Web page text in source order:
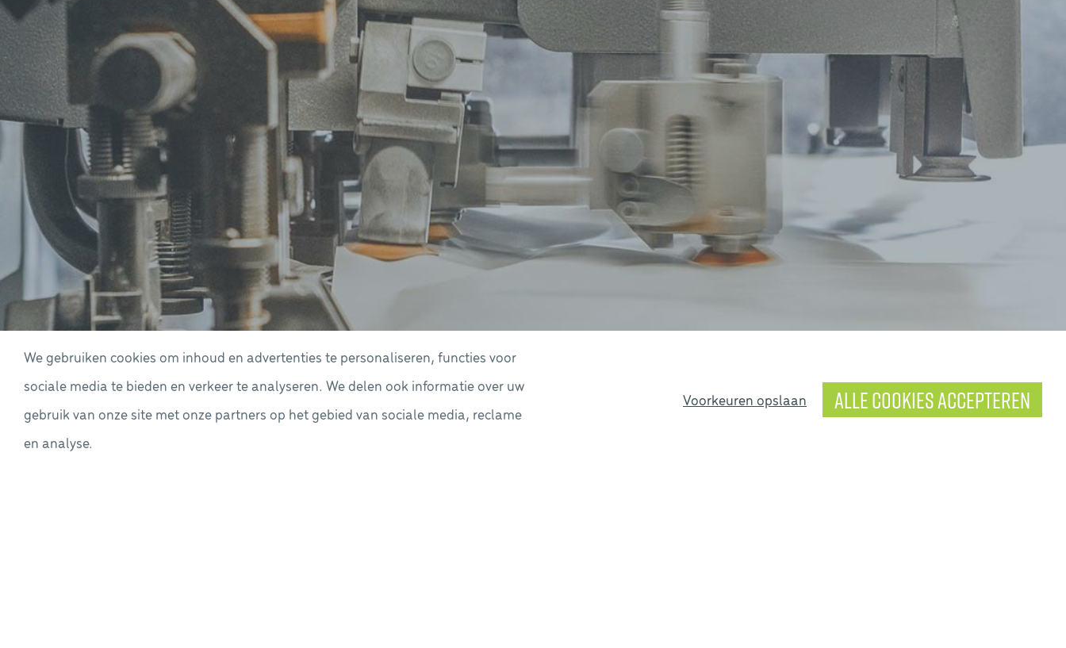
We gebruiken cookies om inhoud en advertenties te personaliseren, functies voor
sociale media te bieden en verkeer te analyseren. We delen ook informatie over uw
gebruik van onze site met onze partners op het gebied van sociale media, reclame
en analyse.
Voorkeuren opslaan Alle cookies accepteren